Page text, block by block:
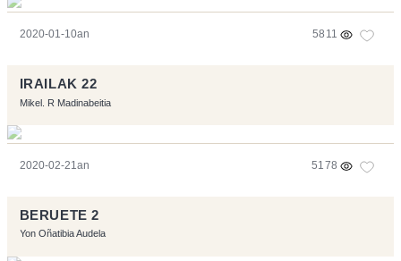
2020-01-10an 5811
IRAILAK 22
Mikel. R Madinabeitia
2020-02-21an 5178
BERUETE 2
Yon Oñatibia Audela